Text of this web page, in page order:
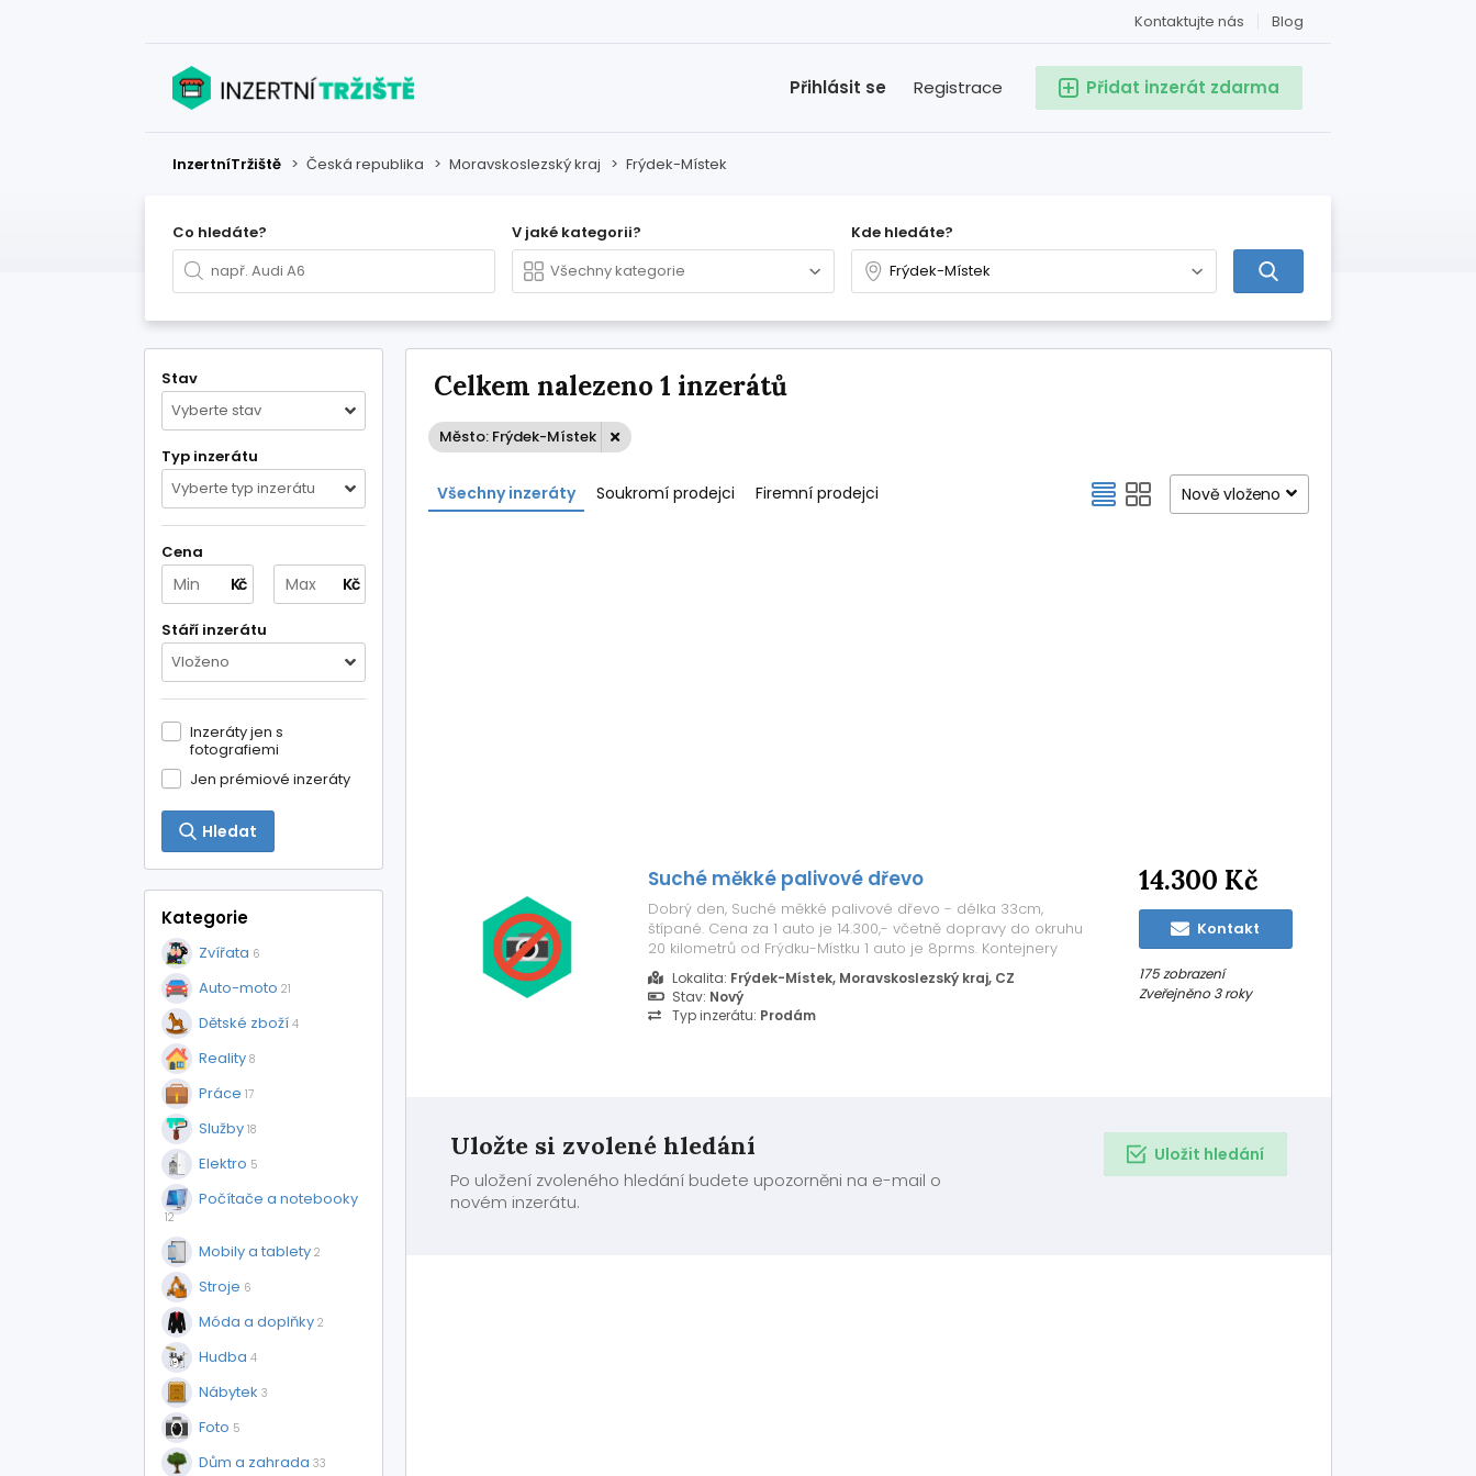
Blog
Kontaktujte nás
Přidat inzerát zdarma
Registrace
Přihlásit se
InzertníTržiště > Česká republika > Moravskoslezský kraj > Frýdek-Místek
Co hledáte? V jaké kategorii? Kde hledáte?
Stav
Vyberte stav
Typ inzerátu
Vyberte typ inzerátu
Cena
Kč Kč
Stáří inzerátu
Vloženo
Inzeráty jen s
fotografiemi
Jen prémiové inzeráty
Hledat
Kategorie
Zvířata 6
Auto-moto 21
Dětské zboží 4
Reality 8
Práce 17
Služby 18
Elektro 5
Počítače a notebooky
12
Mobily a tablety 2
Stroje 6
Móda a doplňky 2
Hudba 4
Nábytek 3
Foto 5
Dům a zahrada 33
Celkem nalezeno 1 inzerátů
Město: Frýdek-Místek
Všechny inzeráty Soukromí prodejci Firemní prodejci Nově vloženo
Suché měkké palivové dřevo
Dobrý den, Suché měkké palivové dřevo - délka 33cm,
štípané. Cena za 1 auto je 14.300,- včetně dopravy do okruhu
20 kilometrů od Frýdku-Místku 1 auto je 8prms. Kontejnery
máme také i jiných rozměrů v případě zájmu. Nad 16prms
dáváme množstevní slevu. TVRDÉ DŘEVO, MÁME TAKÉ K
DISPOZICI. V případě zájmu, volejte na 776 1...
Lokalita: Frýdek-Místek, Moravskoslezský kraj, CZ
Stav: Nový
Typ inzerátu: Prodám
14.300 Kč
Kontakt
175 zobrazení
Zveřejněno 3 roky
Uložte si zvolené hledání
Po uložení zvoleného hledání budete upozorněni na e-mail o
novém inzerátu.
Uložit hledání